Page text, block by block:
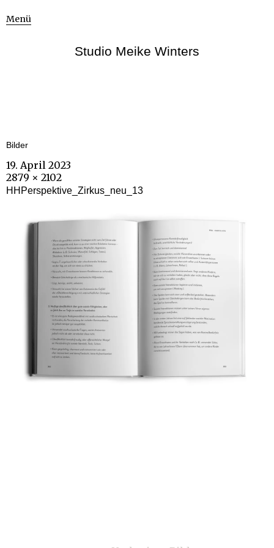
Menü
Studio Meike Winters
Bilder
19. April 2023
2879 × 2102
HHPerspektive_Zirkus_neu_13